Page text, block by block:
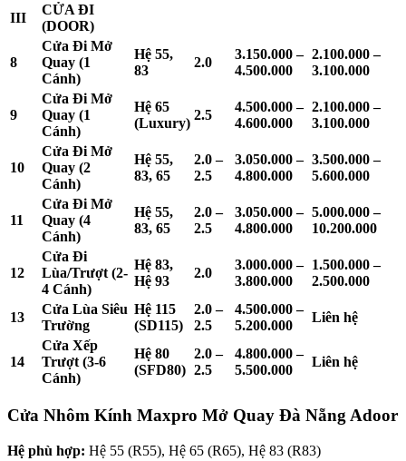
III
CỬA ĐI
(DOOR)
8
Cửa Đi Mở
Quay (1
Cánh)
Hệ 55,
83
2.0
3.150.000 –
4.500.000
2.100.000 –
3.100.000
9
Cửa Đi Mở
Quay (1
Cánh)
Hệ 65
(Luxury)
2.5
4.500.000 –
4.600.000
2.100.000 –
3.100.000
10
Cửa Đi Mở
Quay (2
Cánh)
Hệ 55,
83, 65
2.0 –
2.5
3.050.000 –
4.800.000
3.500.000 –
5.600.000
11
Cửa Đi Mở
Quay (4
Cánh)
Hệ 55,
83, 65
2.0 –
2.5
3.050.000 –
4.800.000
5.000.000 –
10.200.000
12
Cửa Đi
Lùa/Trượt (2-
4 Cánh)
Hệ 83,
Hệ 93
2.0
3.000.000 –
3.800.000
1.500.000 –
2.500.000
13
Cửa Lùa Siêu
Trường
Hệ 115
(SD115)
2.0 –
2.5
4.500.000 –
5.200.000
Liên hệ
14
Cửa Xếp
Trượt (3-6
Cánh)
Hệ 80
(SFD80)
2.0 –
2.5
4.800.000 –
5.500.000
Liên hệ
Cửa Nhôm Kính Maxpro Mở Quay Đà Nẵng Adoor
Hệ phù hợp: Hệ 55 (R55), Hệ 65 (R65), Hệ 83 (R83)